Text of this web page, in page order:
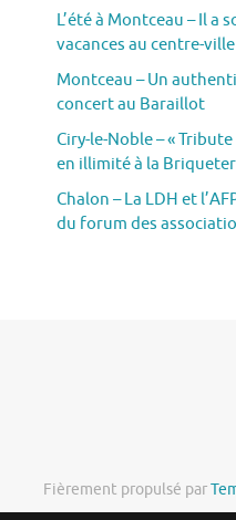
L’été à Montceau – Il a
vacances au centre-ville
Montceau – Un
concert au Baraillot
Ciry-le-Noble – «
en illimité à la
Chalon – La LDH et
du forum des
Fièrement propulsé par